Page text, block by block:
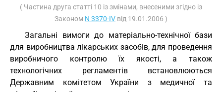
( Частина друга статті 10 із змінами, внесеними згідно із
Законом N 3370-IV від 19.01.2006 )
Загальні вимоги до матеріально-технічної бази
для виробництва лікарських засобів, для проведення
виробничого контролю їх якості, а також
технологічних регламентів встановлюються
Державним комітетом України з медичної та